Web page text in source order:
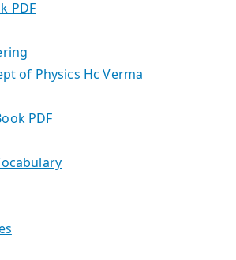
PDF
of Physics Hc Verma
PDF